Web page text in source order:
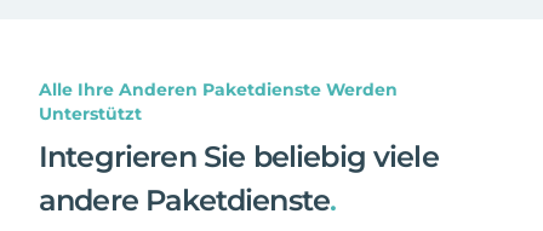
Alle Ihre Anderen Paketdienste Werden
Unterstützt
Integrieren Sie beliebig viele
andere Paketdienste.